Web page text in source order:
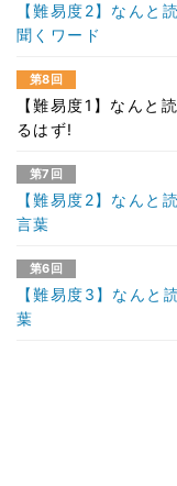
【難易度2】なんと
聞くワード
第8回
【難易度1】なんと
るはず!
第7回
【難易度2】なんと
言葉
第6回
【難易度3】なんと
葉